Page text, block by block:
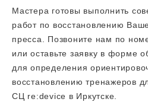
Мастера готовы выполнить
работ по восстановлению
пресса. Позвоните нам по
или оставьте заявку в форме
для определения
восстановлению тренажеров
СЦ re:device в Иркутске.